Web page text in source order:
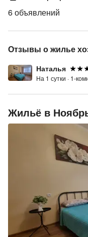
6 объявлений
Отзывы о жилье
Наталья
На 1 сутки · 1-
Жильё в